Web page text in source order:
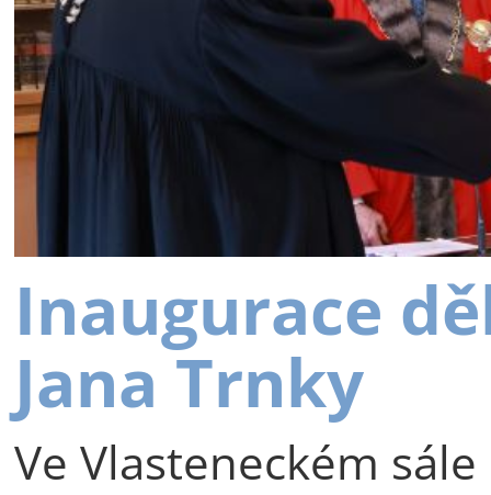
Inaugurace
Jana Trnky
Ve Vlasteneckém